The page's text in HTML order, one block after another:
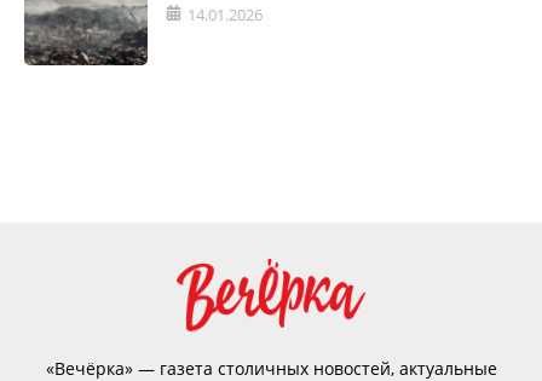
14.01.2026
«Вечёрка» — газета столичных новостей, актуальные